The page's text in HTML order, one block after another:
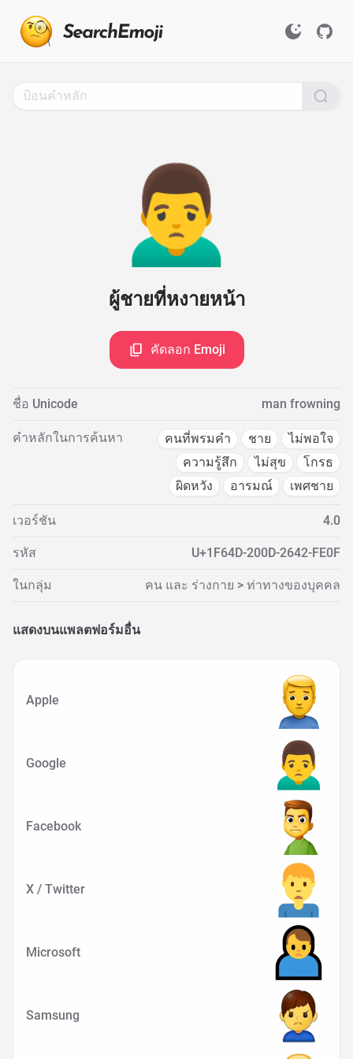
🙍‍♂️
ผู้ชายที่หงายหน้า
คัดลอก Emoji
ชื่อ Unicode man frowning
คำหลักในการค้นหา คนที่พรมคำ ชาย
ไม่พอใจ
ความรู้สึก
ไม่สุข
โกรธ
ผิดหวัง
อารมณ์ เพศชาย
เวอร์ชัน 4.0
รหัส U+1F64D-200D-2642-FE0F
ในกลุ่ม คน และ ร่างกาย > ท่าทางของบุคคล
แสดงบนแพลตฟอร์มอื่น
Apple
Google
Facebook
X / Twitter
Microsoft
Samsung